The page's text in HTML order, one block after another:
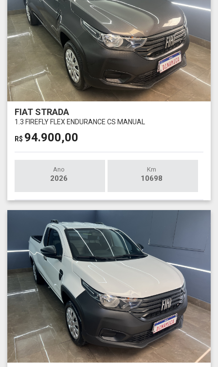
FIAT STRADA
1.3 FIREFLY FLEX ENDURANCE CS MANUAL
R$ 94.900,00
Ano
2026
Km
10698